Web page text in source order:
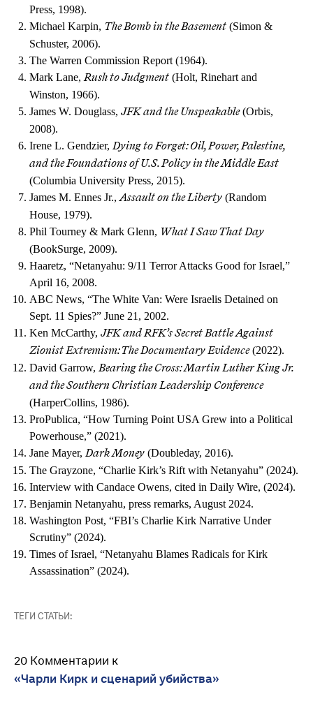
Press, 1998).
Michael Karpin, The Bomb in the Basement (Simon &
Schuster, 2006).
The Warren Commission Report (1964).
Mark Lane, Rush to Judgment (Holt, Rinehart and
Winston, 1966).
James W. Douglass,JFK and the Unspeakable(Orbis,
2008).
Irene L. Gendzier, Dying to Forget: Oil, Power, Palestine,
and the Foundations of U.S. Policy in the Middle East
(Columbia University Press, 2015).
James M. Ennes Jr.,Assault on the Liberty (Random
House, 1979).
Phil Tourney & Mark Glenn, What I Saw That Day
(BookSurge, 2009).
Haaretz, “Netanyahu: 9/11 Terror Attacks Good for Israel,”
April 16, 2008.
ABC News, “The White Van: Were Israelis Detained on
Sept. 11 Spies?” June 21, 2002.
Ken McCarthy,JFK and RFK’s Secret Battle Against
Zionist Extremism: The Documentary Evidence(2022).
David Garrow, Bearing the Cross: Martin Luther King Jr.
and the Southern Christian Leadership Conference
(HarperCollins, 1986).
ProPublica, “How Turning Point USA Grew into a Political
Powerhouse,” (2021).
Jane Mayer, Dark Money (Doubleday, 2016).
The Grayzone, “Charlie Kirk’s Rift with Netanyahu” (2024).
Interview with Candace Owens, cited in Daily Wire, (2024).
Benjamin Netanyahu, press remarks, August 2024.
Washington Post, “FBI’s Charlie Kirk Narrative Under
Scrutiny” (2024).
Times of Israel, “Netanyahu Blames Radicals for Kirk
Assassination” (2024).
ТЕГИ СТАТЬИ:
20 Комментарии к
«Чарли Кирк и сценарий убийства»